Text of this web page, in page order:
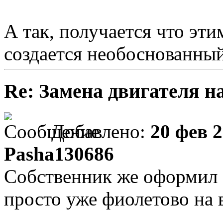
А так, получается что
создается
Re: Замена двигателя
Добавлено: 20 фев
Pasha130686
Собственник же
просто уже фиолетово на